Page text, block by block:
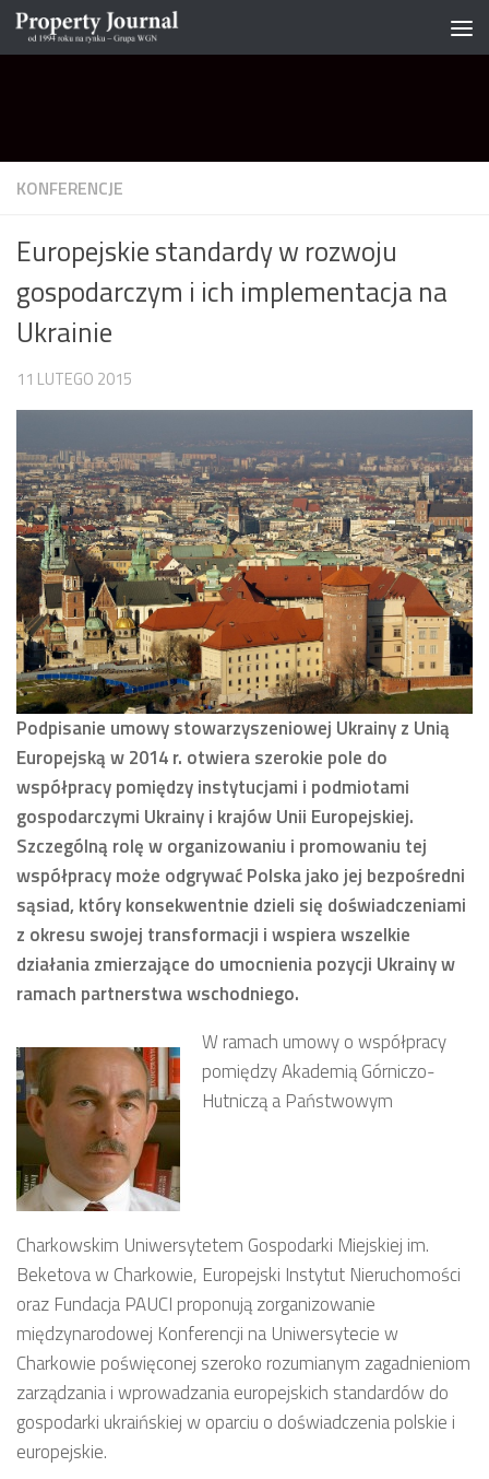
Skip to content
KONFERENCJE
Europejskie standardy w rozwoju
gospodarczym i ich implementacja na
Ukrainie
11 LUTEGO 2015
Podpisanie umowy stowarzyszeniowej Ukrainy z Unią
Europejską w 2014 r. otwiera szerokie pole do
współpracy pomiędzy instytucjami i podmiotami
gospodarczymi Ukrainy i krajów Unii Europejskiej.
Szczególną rolę w organizowaniu i promowaniu tej
współpracy może odgrywać Polska jako jej bezpośredni
sąsiad, który konsekwentnie dzieli się doświadczeniami
z okresu swojej transformacji i wspiera wszelkie
działania zmierzające do umocnienia pozycji Ukrainy w
ramach partnerstwa wschodniego.
W ramach umowy o współpracy
pomiędzy Akademią Górniczo-
Hutniczą a Państwowym
Charkowskim Uniwersytetem Gospodarki Miejskiej im.
Beketova w Charkowie, Europejski Instytut Nieruchomości
oraz Fundacja PAUCI proponują zorganizowanie
międzynarodowej Konferencji na Uniwersytecie w
Charkowie poświęconej szeroko rozumianym zagadnieniom
zarządzania i wprowadzania europejskich standardów do
gospodarki ukraińskiej w oparciu o doświadczenia polskie i
europejskie.